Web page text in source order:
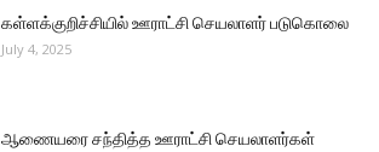
கள்ளக்குறிச்சியில் ஊராட்சி செயலாளர் படுகொலை
July 4, 2025
ஆணையரை சந்தித்த ஊராட்சி செயலாளர்கள்